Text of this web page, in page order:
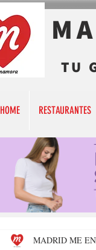
TU
HOME RESTAURANTES
MADRID ME